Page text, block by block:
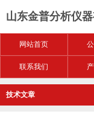
山东金普分析仪器
网站首页
联系我们
技术文章